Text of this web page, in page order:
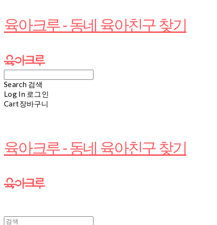
육아크루 - 동네 육아친구 찾기
Search 검색
Log In 로그인
Cart장바구니
육아크루 - 동네 육아친구 찾기